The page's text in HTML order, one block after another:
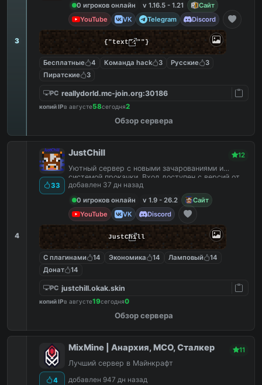
3
0 игроков онлайн
v 1.16.5 - 1.21
Сайт
YouTube
VK Telegram Discord
{"text":""}
Бесплатные 4 Команда hack 3 Русские
3
Пиратские
3
PC reallydorld.mc-join.org:30186
копий IPв августе58сегодня2
Обзор сервера
4
33
JustChill 12
Уютный сервер с новыми зачарованиями и
системой прокачки. Вход доступен с версий от
1.9 до 26.2
добавлен 37 дн назад
0 игроков онлайн
v 1.9 - 26.2
Сайт
YouTube
VK Discord
JustChill
С плагинами 14 Экономика 14 Ламповый
14
Донат
14
PC justchill.okak.skin
копий IPв августе19сегодня0
Обзор сервера
4
MixMine | Анархия, МСО, Сталкер 11
Лучший сервер в Майнкрафт
добавлен 947 дн назад